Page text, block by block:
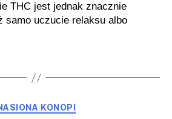
THC jest jednak znacznie
samo uczucie relaksu albo
Kategorie
KONOPI